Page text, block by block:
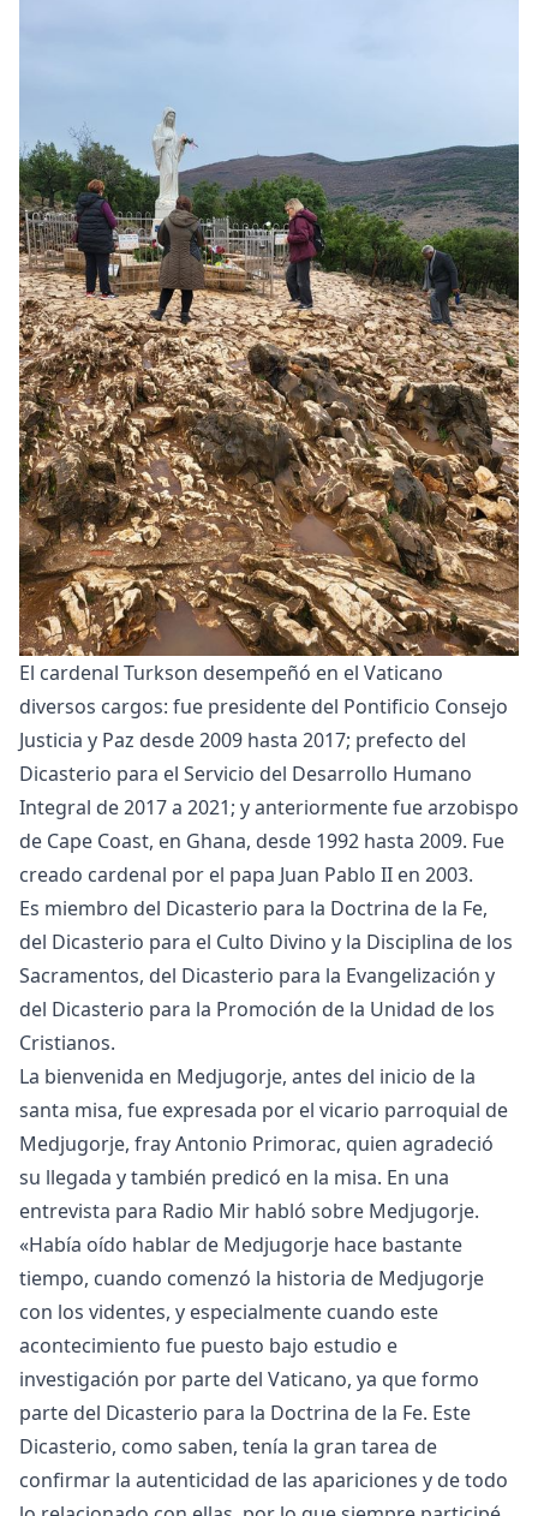
El cardenal Turkson desempeñó en el Vaticano
diversos cargos: fue presidente del Pontificio Consejo
Justicia y Paz desde 2009 hasta 2017; prefecto del
Dicasterio para el Servicio del Desarrollo Humano
Integral de 2017 a 2021; y anteriormente fue arzobispo
de Cape Coast, en Ghana, desde 1992 hasta 2009. Fue
creado cardenal por el papa Juan Pablo II en 2003.
Es miembro del Dicasterio para la Doctrina de la Fe,
del Dicasterio para el Culto Divino y la Disciplina de los
Sacramentos, del Dicasterio para la Evangelización y
del Dicasterio para la Promoción de la Unidad de los
Cristianos.
La bienvenida en Medjugorje, antes del inicio de la
santa misa, fue expresada por el vicario parroquial de
Medjugorje, fray Antonio Primorac, quien agradeció
su llegada y también predicó en la misa. En una
entrevista para Radio Mir habló sobre Medjugorje.
«Había oído hablar de Medjugorje hace bastante
tiempo, cuando comenzó la historia de Medjugorje
con los videntes, y especialmente cuando este
acontecimiento fue puesto bajo estudio e
investigación por parte del Vaticano, ya que formo
parte del Dicasterio para la Doctrina de la Fe. Este
Dicasterio, como saben, tenía la gran tarea de
confirmar la autenticidad de las apariciones y de todo